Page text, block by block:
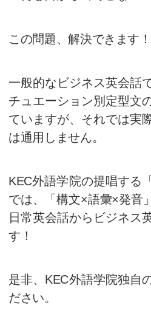
こんなことで困っ
・相手が何を言
・何も口から出
この問題、解決で
一般的なビジネ